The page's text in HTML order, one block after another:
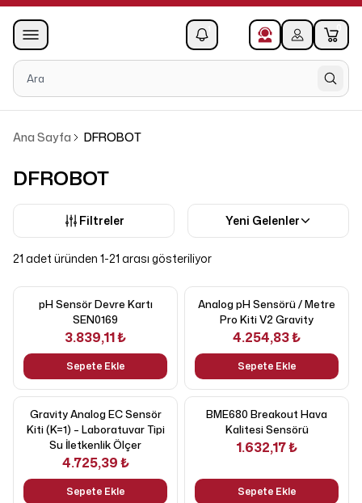
0
Ana Sayfa DFROBOT
DFROBOT
Filtreler Yeni Gelenler
21 adet üründen 1-21 arası gösteriliyor
pH Sensör Devre Kartı
SEN0169
3.839,11 ₺
Sepete Ekle
Analog pH Sensörü / Metre
Pro Kiti V2 Gravity
4.254,83 ₺
Sepete Ekle
Gravity Analog EC Sensör
Kiti (K=1) – Laboratuvar Tipi
Su İletkenlik Ölçer
4.725,39 ₺
Sepete Ekle
BME680 Breakout Hava
Kalitesi Sensörü
1.632,17 ₺
Sepete Ekle